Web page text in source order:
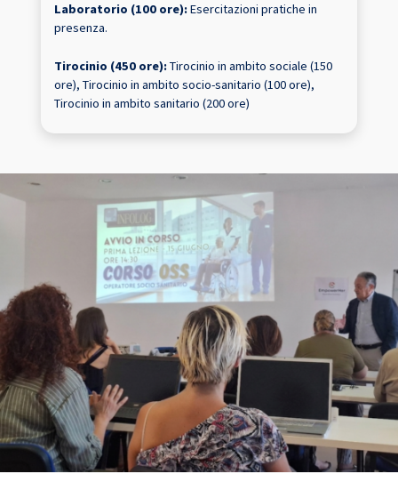
Laboratorio (100 ore):Esercitazioni pratiche in
presenza.
Tirocinio (450 ore):Tirocinio in ambito sociale (150
ore), Tirocinio in ambito socio-sanitario (100 ore),
Tirocinio in ambito sanitario (200 ore)